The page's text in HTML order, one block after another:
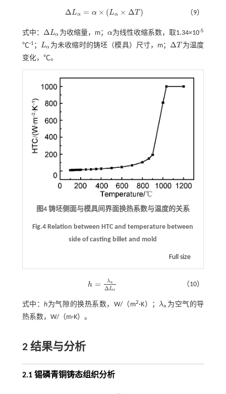
ΔLα = α × (Lα × ΔT )
∆Lα=α×L α× ∆T （9）
式中： ΔLα
∆Lα 为收缩量，m； α
α 为线性收缩系数，取1.34×10-5
℃-1 ； Lα
Lα 为未收缩时的铸坯（模具）尺寸，m；ΔT
∆T
为温度
变化，℃。
图4 铸坯侧面与模具间界面换热系数与温度的关系
Fig.4 Relation between HTC and temperature between
side of casting billet and mold
Full size
h = λa
ΔLα
h= λa ∆Lα （10）
式中：h为气隙的换热系数，W/（m2·K）；λa
λa 为空气的导
热系数，W/（m·K）。
2 结果与分析
2.1 锡磷青铜铸态组织分析